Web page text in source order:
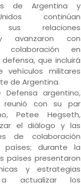
de Argentina y
continúan
sus relaciones
avanzaron con
colaboración en
que incluirá
vehículos militares
de Argentina.
Defensa argentino,
reunió con su par
Petee Hegseth,
el diálogo y las
de colaboración
países; durante la
países presentaron
y estrategias
a actualizar los